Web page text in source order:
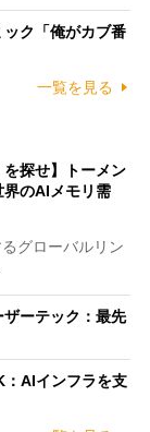
ク「俺がカブ番
一覧を見る
を探せ】トーメン
のAIメモリ需
グローバルリン
ザーテック：最先
：AIインフラを支